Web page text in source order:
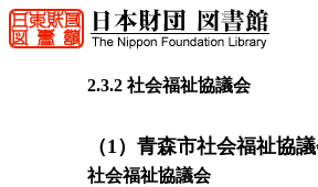
2.3.2 社会福祉協議会
（1）青森市社会福祉協
社会福祉協議会